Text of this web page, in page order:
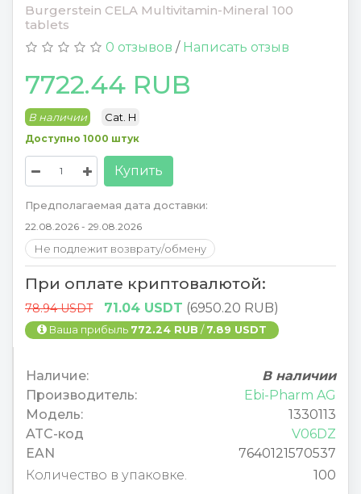
Burgerstein CELA Multivitamin-Mineral 100
tablets
0 отзывов / Написать отзыв
7722.44 RUB
В наличии Cat. H
Доступно 1000 штук
Купить
Предполагаемая дата доставки:
22.08.2026 - 29.08.2026
Не подлежит возврату/обмену
При оплате криптовалютой:
78.94 USDT 71.04 USDT (6950.20 RUB)
Ваша прибыль 772.24 RUB / 7.89 USDT
Наличие:
В наличии
Производитель:
Ebi-Pharm AG
Модель:
1330113
ATC-код
V06DZ
EAN
7640121570537
Количество в упаковке.
100